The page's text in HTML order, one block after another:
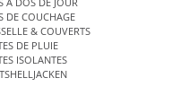
DE COUCHAGE
& COUVERTS
DE PLUIE
ISOLANTES